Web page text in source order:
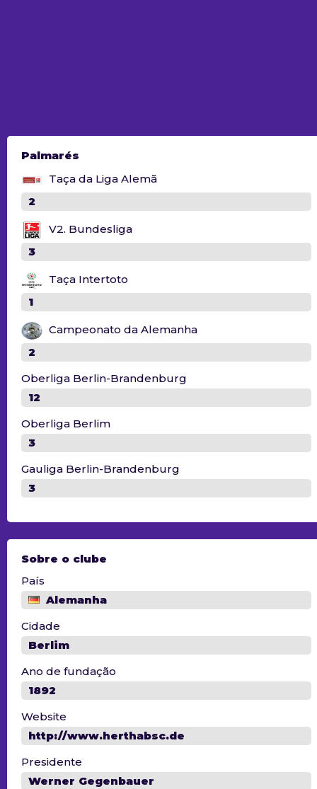
Palmarés
Taça da Liga Alemã
2
V2. Bundesliga
3
Taça Intertoto
1
Campeonato da Alemanha
2
Oberliga Berlin-Brandenburg
12
Oberliga Berlim
3
Gauliga Berlin-Brandenburg
3
Sobre o clube
País
Alemanha
Cidade
Berlim
Ano de fundação
1892
Website
http://www.herthabsc.de
Presidente
Werner Gegenbauer